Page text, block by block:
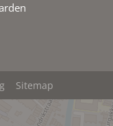
Sitemap